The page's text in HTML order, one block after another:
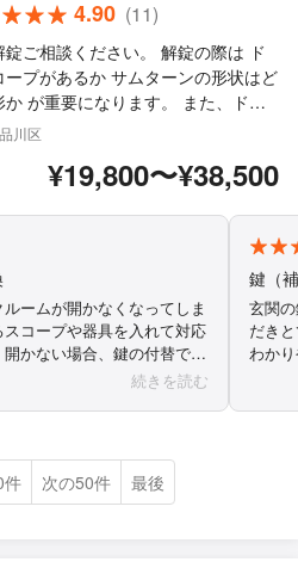
4.90 (11)
相談ください。 解錠の際は ド
ープがあるか サムターンの形状はど
が重要になります。 また、ドア
が防犯のものだった場合、解錠の
い。（こちらで交換する場合は
で、現場の地域をお伝えください。
川区
¥19,800〜¥38,500
ームが開かなくなってしま
コープや器具を入れて対応
かない場合、鍵の付替でか
たので、とても助かりまし
続きを読む
鍵（
玄関
だき
わか
件 次の50件 最後